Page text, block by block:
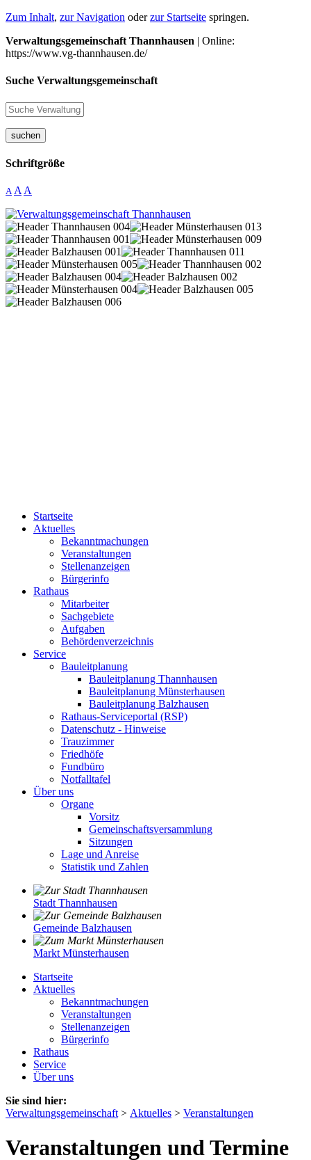
Zum Inhalt, zur Navigation oderzur Startseite springen.
Verwaltungsgemeinschaft Thannhausen | Online:
https://www.vg-thannhausen.de/
Suche Verwaltungsgemeinschaft
suchen
Schriftgröße
A A A
Startseite
Aktuelles
Bekanntmachungen
Veranstaltungen
Stellenanzeigen
Bürgerinfo
Rathaus
Mitarbeiter
Sachgebiete
Aufgaben
Behördenverzeichnis
Service
Bauleitplanung
Bauleitplanung Thannhausen
Bauleitplanung Münsterhausen
Bauleitplanung Balzhausen
Rathaus-Serviceportal (RSP)
Datenschutz - Hinweise
Trauzimmer
Friedhöfe
Fundbüro
Notfalltafel
Über uns
Organe
Vorsitz
Gemeinschaftsversammlung
Sitzungen
Lage und Anreise
Statistik und Zahlen
Stadt Thannhausen
Gemeinde Balzhausen
Markt Münsterhausen
Startseite
Aktuelles
Bekanntmachungen
Veranstaltungen
Stellenanzeigen
Bürgerinfo
Rathaus
Service
Über uns
Sie sind hier:
Verwaltungsgemeinschaft > Aktuelles > Veranstaltungen
Veranstaltungen und Termine